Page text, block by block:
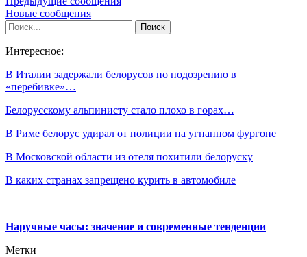
Новые сообщения
Интересное:
В Италии задержали белорусов по подозрению в
«перебивке»…
Белорусскому альпинисту стало плохо в горах…
В Риме белорус удирал от полиции на угнанном фургоне
В Московской области из отеля похитили белоруску
В каких странах запрещено курить в автомобиле
Наручные часы: значение и современные тенденции
Метки